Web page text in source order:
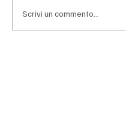
Scrivi un commento...